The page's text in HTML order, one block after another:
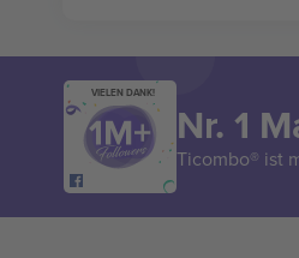
VIELEN DANK!
Nr. 1
Ticombo® ist